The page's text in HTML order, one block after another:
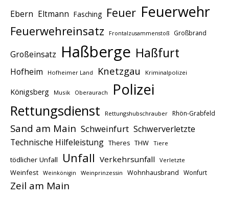
Ebern Eltmann Fasching Feuer Feuerwehr
Feuerwehreinsatz Frontalzusammenstoß Großbrand
Großeinsatz Haßberge Haßfurt
Hofheim Hofheimer Land Knetzgau Kriminalpolizei
Königsberg Musik Oberaurach Polizei
Rettungsdienst Rettungshubschrauber Rhön-Grabfeld
Sand am Main Schweinfurt Schwerverletzte
Technische Hilfeleistung Theres THW Tiere
tödlicher Unfall Unfall Verkehrsunfall Verletzte
Weinfest Weinkönigin Weinprinzessin Wohnhausbrand Wonfurt
Zeil am Main